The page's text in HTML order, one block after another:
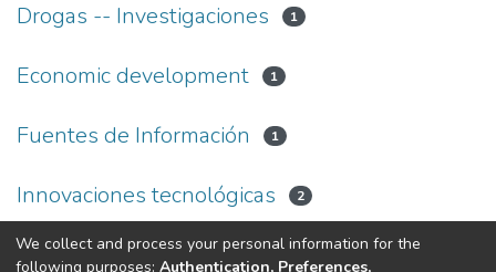
Drogas -- Investigaciones 1
Economic development 1
Fuentes de Información 1
Innovaciones tecnológicas 2
« 1(current)
2 3 »
We collect and process your personal information for the
following purposes: Authentication, Preferences,